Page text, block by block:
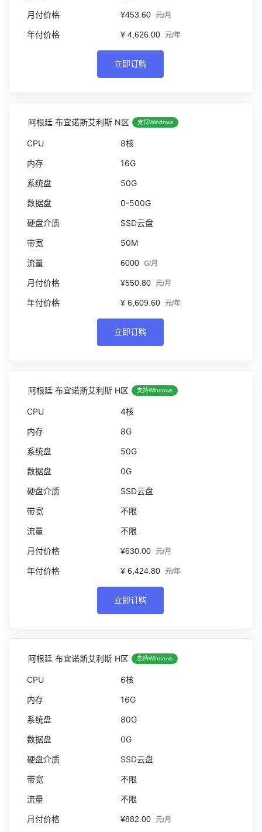
¥453.60 元/月
¥ 4,626.00 元/年
立即订购
阿根廷 布宜诺斯艾利斯 N区 支持Windows
8核
16G
50G
0-500G
SSD云盘
50M
6000 G/月
¥550.80 元/月
¥ 6,609.60 元/年
立即订购
阿根廷 布宜诺斯艾利斯 H区 支持Windows
4核
8G
50G
0G
SSD云盘
不限
不限
¥630.00 元/月
¥ 6,424.80 元/年
立即订购
阿根廷 布宜诺斯艾利斯 H区 支持Windows
6核
16G
80G
0G
SSD云盘
不限
不限
¥882.00 元/月